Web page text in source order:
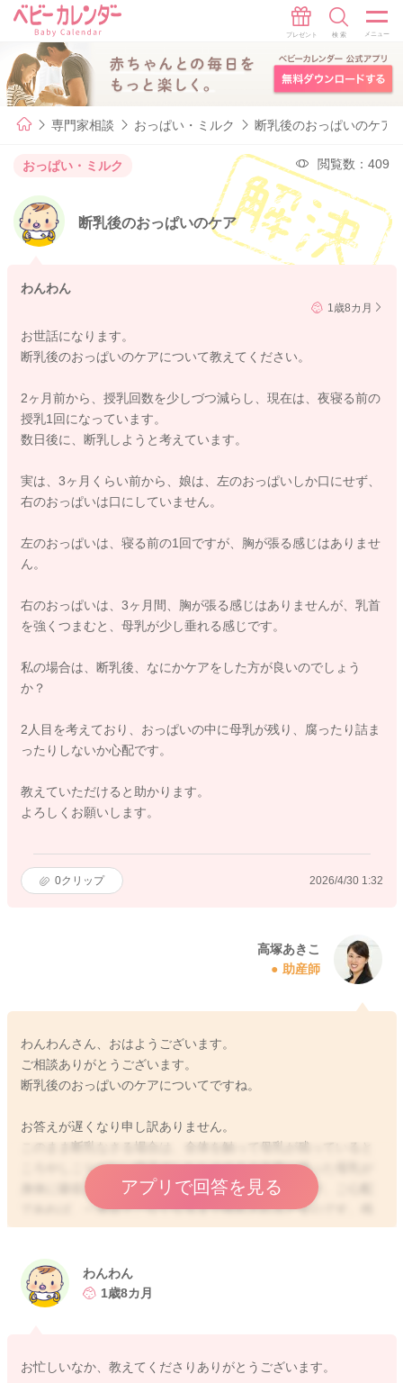
専門家相談 おっぱい・ミルク 断乳後のおっぱいのケア
おっぱい・ミルク 閲覧数：409
断乳後のおっぱいのケア
わんわん
1歳8カ月
お世話になります。
断乳後のおっぱいのケアについて教えてください。
2ヶ月前から、授乳回数を少しづつ減らし、現在は、夜寝る前の
授乳1回になっています。
数日後に、断乳しようと考えています。
実は、3ヶ月くらい前から、娘は、左のおっぱいしか口にせず、
右のおっぱいは口にしていません。
左のおっぱいは、寝る前の1回ですが、胸が張る感じはありませ
ん。
右のおっぱいは、3ヶ月間、胸が張る感じはありませんが、乳首
を強くつまむと、母乳が少し垂れる感じです。
私の場合は、断乳後、なにかケアをした方が良いのでしょう
か？
2人目を考えており、おっぱいの中に母乳が残り、腐ったり詰ま
ったりしないか心配です。
教えていただけると助かります。
よろしくお願いします。
0クリップ 2026/4/30 1:32
高塚あきこ
助産師
わんわんさん、おはようございます。
ご相談ありがとうございます。
断乳後のおっぱいのケアについてですね。
お答えが遅くなり申し訳ありません。
このまま断乳なさる場合は、全体を触って母乳が残っていると
ころやしこりがない様子でしたらそのまま自然に残った母乳が
身体に吸収されるのを待っても大丈夫ですよ。ですが、ご心配
であれば、一度出てこなくなるまで搾乳されると安心です。残
った母乳が、きれいに吸収されずにしこりとして残ることもあ
乳腺が元に戻るためには、残乳を残さないことがいいと言われ
ています。もし、次のお子さんをお考えの場合には、尚更かも
泌が減っているようでしたら大丈夫かと思います。搾乳しても
アプリで回答を見る
わんわん
1歳8カ月
お忙しいなか、教えてくださりありがとうございます。